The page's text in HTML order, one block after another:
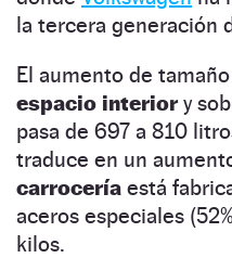
la tercera generación
El aumento de
espacio interiory
pasa de 697 a 810
traduce en un
carrocería está
aceros especiales
kilos.